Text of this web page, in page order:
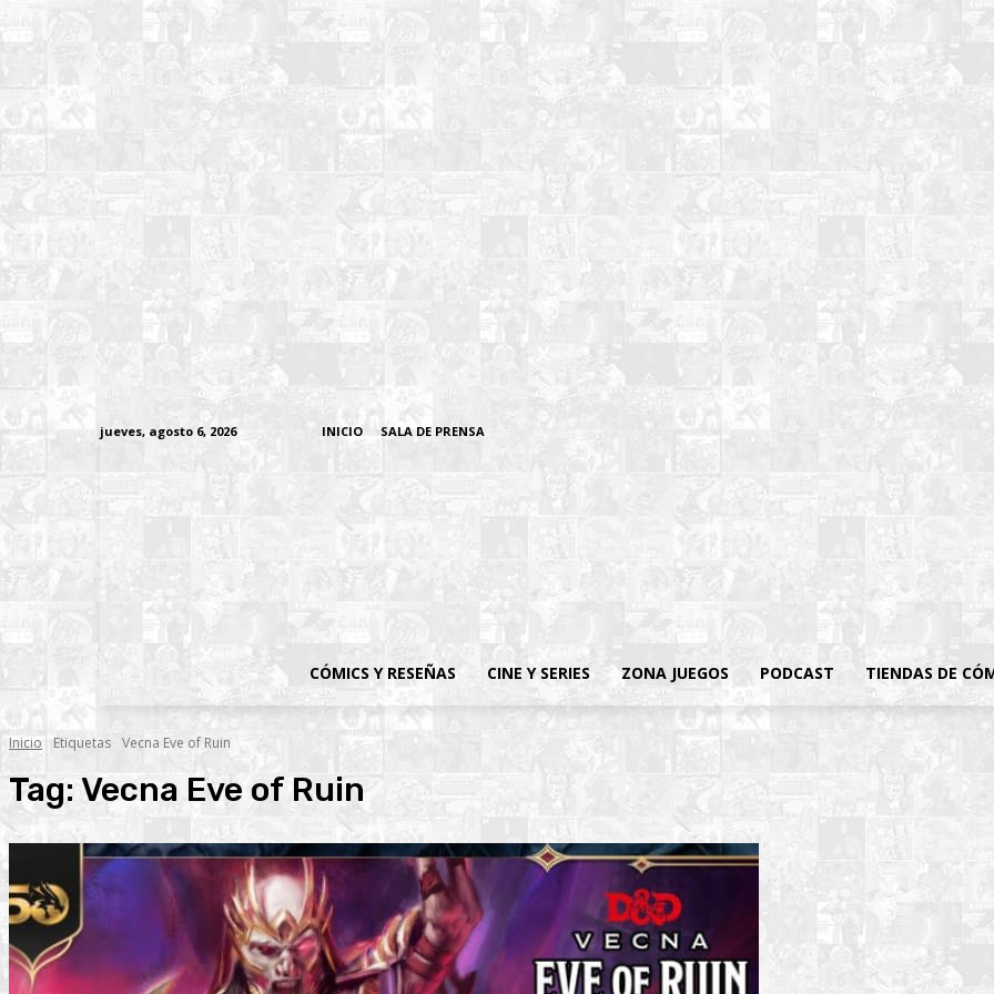
jueves, agosto 6, 2026 INICIO SALA DE PRENSA
CÓMICS Y RESEÑAS CINE Y SERIES ZONA JUEGOS PODCAST TIENDAS DE
Inicio Etiquetas Vecna Eve of Ruin
Tag:Vecna Eve of Ruin